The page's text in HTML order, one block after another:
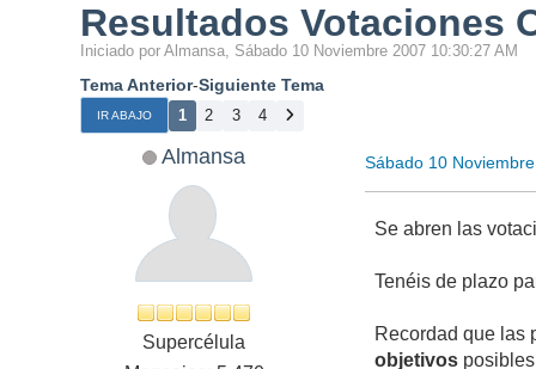
Resultados Votaciones
Iniciado por Almansa, Sábado 10 Noviembre 2007 10:30:27 AM
Tema Anterior-Siguiente Tema
IR ABAJO 1 2 3 4
Almansa
Supercélula
Sábado 10
Se abren las
Tenéis de plazo
Recordad que las
objetivos